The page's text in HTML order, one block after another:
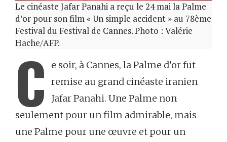
Le cinéaste Jafar Panahi a reçu le 24 mai la Palme
d’or pour son film « Un simple accident » au 78ème
Festival du Festival de Cannes. Photo : Valérie
Hache/AFP.
C
e soir, à Cannes, la Palme d’or fut
remise au grand cinéaste iranien
Jafar Panahi. Une Palme non
seulement pour un film admirable, mais
une Palme pour une œuvre et pour un